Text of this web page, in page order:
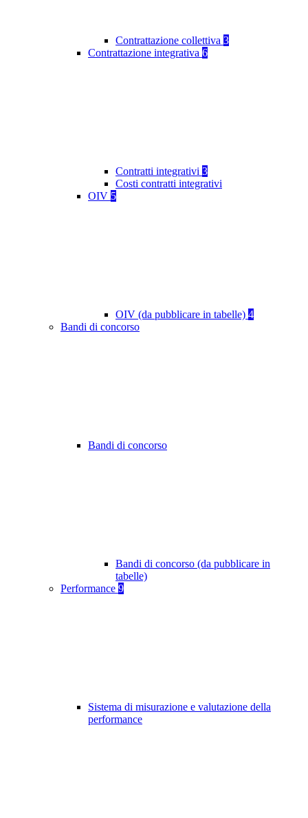
Contrattazione collettiva 3
Contrattazione integrativa 6
Contratti integrativi 3
Costi contratti integrativi
OIV 5
OIV (da pubblicare in tabelle) 4
Bandi di concorso
Bandi di concorso
Bandi di concorso (da pubblicare in
tabelle)
Performance 9
Sistema di misurazione e valutazione della
performance